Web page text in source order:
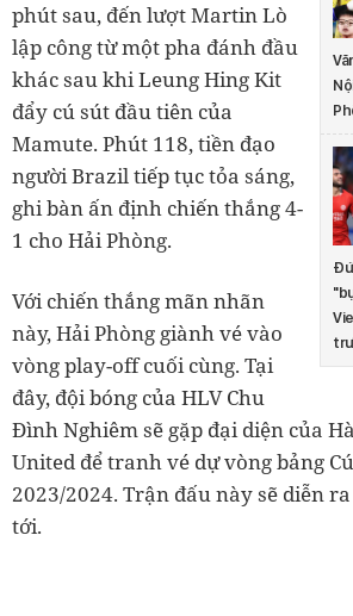
phút sau, đến lượt Martin Lò
lập công từ một pha đánh đầu
khác sau khi Leung Hing Kit
đẩy cú sút đầu tiên của
Mamute. Phút 118, tiền đạo
người Brazil tiếp tục tỏa sáng,
ghi bàn ấn định chiến thắng 4-
1 cho Hải Phòng.
Với chiến thắng mãn nhãn
này, Hải Phòng giành vé vào
vòng play-off cuối cùng. Tại
đây, đội bóng của HLV Chu
Đình Nghiêm sẽ gặp đại diện của
United để tranh vé dự vòng bảng
2023/2024. Trận đấu này sẽ diễn
tới.